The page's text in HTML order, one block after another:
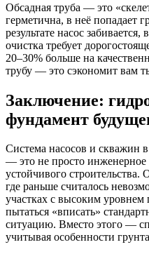
Обсадная труба — это
герметична, в неё попадает
результате насос
очистка требует
20–30% больше на
трубу — это сэкономит вам
Заключение:
фундамент
Система насосов и скважин
— это не просто
устойчивого строительства.
где раньше считалось
участках с высоким
пытаться «вписать»
ситуацию. Вместо этого —
учитывая особенности